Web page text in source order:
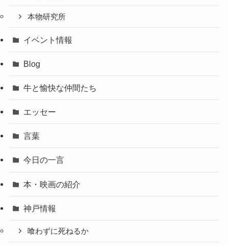
本物研究所
イベント情報
Blog
牛と愉快な仲間たち
エッセー
言葉
今日の一言
本・映画の紹介
神戸情報
喰わずに死ねるか